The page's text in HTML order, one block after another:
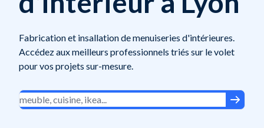
Fabrication et insallation de menuiseries d'intérieures.
Accédez aux meilleurs professionnels triés sur le volet
pour vos projets sur-mesure.